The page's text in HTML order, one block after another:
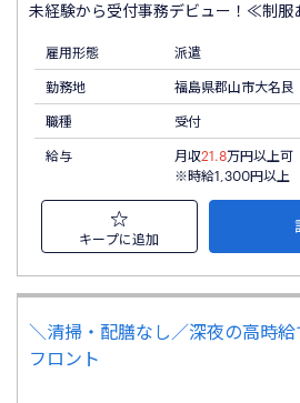
未経験から受付事務デビュー！≪制
雇用形態 派遣
勤務地 福島県郡山市大名艮
職種 受付
給与 月収21.8万円以上可
※時給1,300円以上
キープに追加
＼清掃・配膳なし／深夜の高時
フロント